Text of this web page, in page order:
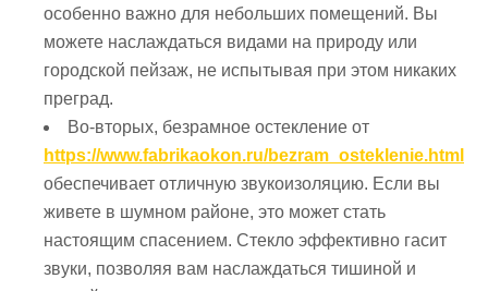
особенно важно для небольших помещений. Вы
можете наслаждаться видами на природу или
городской пейзаж, не испытывая при этом никаких
преград.
Во-вторых, безрамное остекление от
https://www.fabrikaokon.ru/bezram_osteklenie.html
обеспечивает отличную звукоизоляцию. Если вы
живете в шумном районе, это может стать
настоящим спасением. Стекло эффективно гасит
звуки, позволяя вам наслаждаться тишиной и